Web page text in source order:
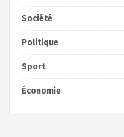
Société
Politique
Sport
Économie